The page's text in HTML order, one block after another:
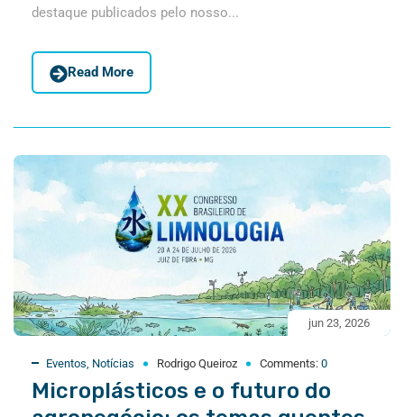
destaque publicados pelo nosso...
Read More
jun 23, 2026
Eventos, Notícias Rodrigo Queiroz Comments: 0
Microplásticos e o futuro do